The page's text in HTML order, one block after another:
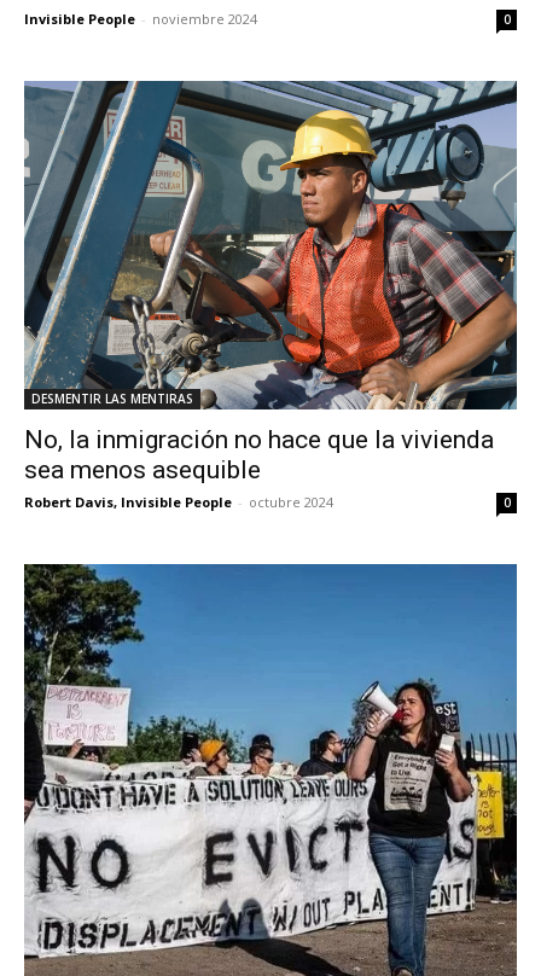
Invisible People - noviembre 2024 0
DESMENTIR LAS MENTIRAS
No, la inmigración no hace que la vivienda
sea menos asequible
Robert Davis, Invisible People - octubre 2024 0